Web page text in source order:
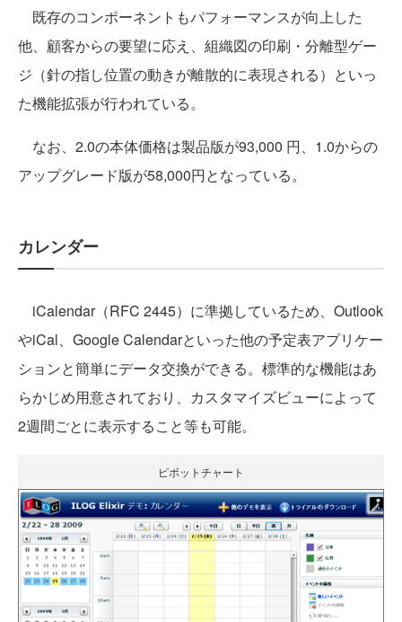
既存のコンポーネントもパフォーマンスが向上した
他、顧客からの要望に応え、組織図の印刷・分離型ゲー
ジ（針の指し位置の動きが離散的に表現される）といっ
た機能拡張が行われている。
なお、2.0の本体価格は製品版が93,000 円、1.0からの
アップグレード版が58,000円となっている。
カレンダー
iCalendar（RFC 2445）に準拠しているため、Outlook
やiCal、Google Calendarといった他の予定表アプリケー
ションと簡単にデータ交換ができる。標準的な機能はあ
らかじめ用意されており、カスタマイズビューによって
2週間ごとに表示すること等も可能。
ピボットチャート